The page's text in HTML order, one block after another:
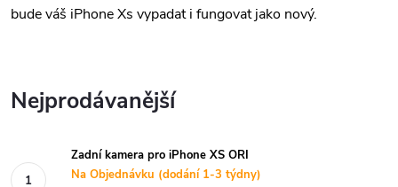
bude váš iPhone Xs vypadat i fungovat jako nový.
Nejprodávanější
Zadní kamera pro iPhone XS ORI
Na Objednávku (dodání 1-3 týdny)